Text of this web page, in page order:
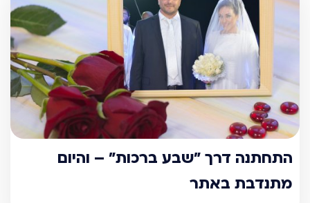
התחתנה דרך "שבע ברכות" – והיום
מתנדבת באתר